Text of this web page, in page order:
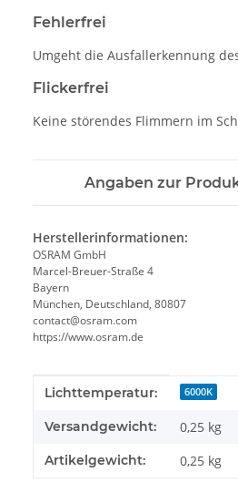
Fehlerfrei
Umgeht die Ausfallerkennung
Flickerfrei
Keine störendes Flimmern im
Angaben zur
Herstellerinformationen:
OSRAM GmbH
Marcel-Breuer-Straße 4
Bayern
München, Deutschland, 80807
contact@osram.com
https://www.osram.de
Produkteigenschaft
Wert
Lichttemperatur: 6000K
Versandgewicht: 0,25 kg
Artikelgewicht: 0,25 kg